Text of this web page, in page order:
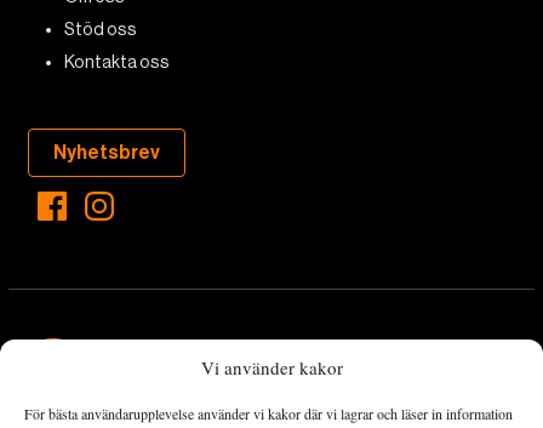
Vi använder kakor
För bästa användarupplevelse använder vi kakor där vi lagrar och läser in information
Stöd oss
Kontakta oss
Nyhetsbrev